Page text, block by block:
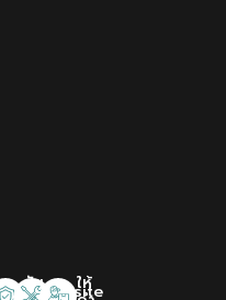
รับ Onsite
ให้